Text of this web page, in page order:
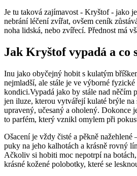
Je tu taková zajímavost - Kryštof - jako
nebrání léčení zvířat, ovšem ceník
noha lidská, nebo zvířecí. Přednost má
Jak Kryštof vypadá a co
Inu jako obyčejný hobit s kulatým
nejmladší, ale stále je ve výborné
kondici.Vypadá jako by stále nad něčím
jen iluze, kterou vytvářejí kulaté brýle na
upravený, učesaný a oholený. Dokonce
to parfém, který vznikl omylem při
Ošacení je vždy čisté a pěkně
puky na jeho kalhotách a krásně rovný
Ačkoliv si hobiti moc nepotrpí na
krásné kožené polobotky, které se